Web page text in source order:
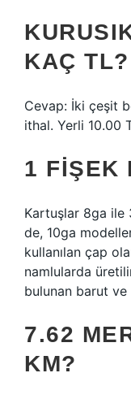
KAÇ TL?
Cevap: İki çeşit
ithal. Yerli 10.00
1 FIŞEK
Kartuşlar 8ga ile
de, 10ga
kullanılan çap
namlularda
bulunan barut ve
7.62
KM?